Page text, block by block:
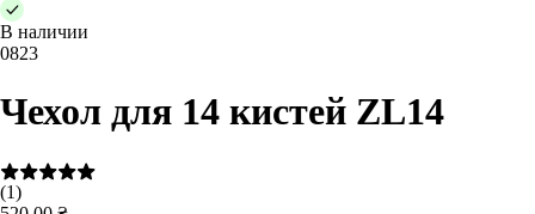
В наличии
0823
Чехол для 14 кистей ZL14
(1)